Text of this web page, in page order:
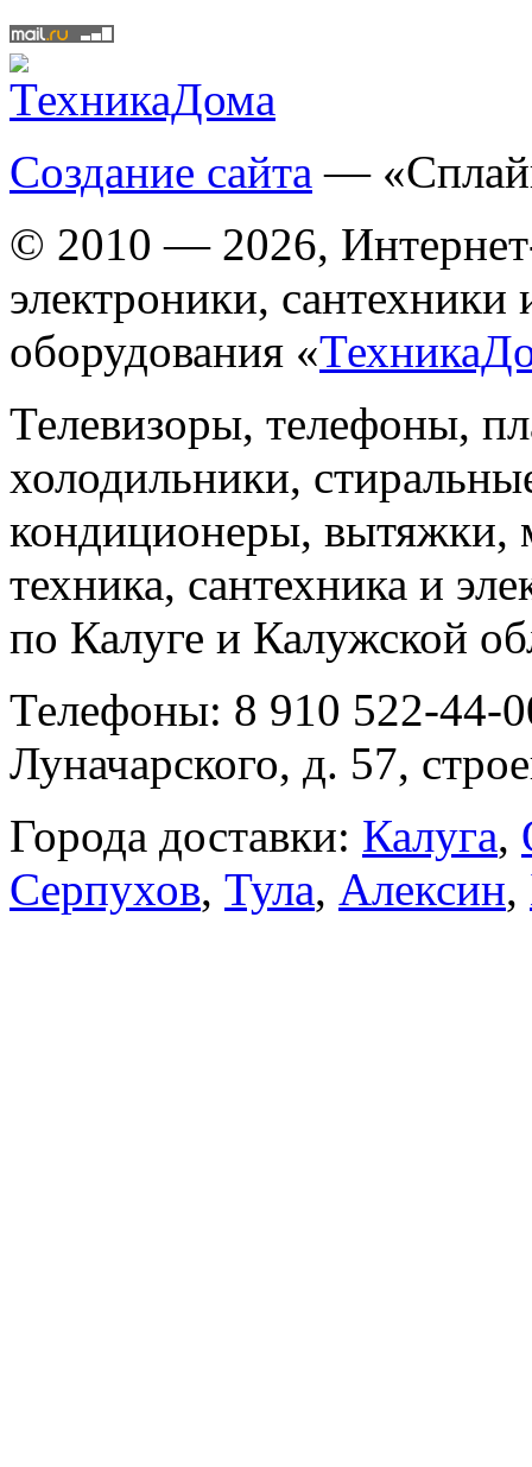
Создание сайта —
© 2010 — 2026,
электроники, сантехники
оборудования «
Телевизоры, телефоны,
холодильники,
кондиционеры, вытяжки,
техника, сантехника и
по Калуге и Калужской
Телефоны: 8 910 522-44-
Луначарского, д. 57,
Города доставки: Калуга,
Серпухов, Тула, Алексин,